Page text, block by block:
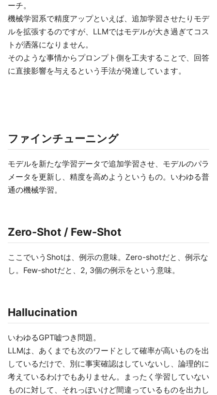
ーチ。
機械学習系で精度アップといえば、追加学習させたりモデ
ルを拡張するのですが、LLMではモデルが大き過ぎてコス
トが洒落になりません。
そのような事情からプロンプト側を工夫することで、回答
に直接影響を与えるという手法が発達しています。
ファインチューニング
モデルを新たな学習データで追加学習させ、モデルのパラ
メータを更新し、精度を高めようというもの。いわゆる普
通の機械学習。
Zero-Shot / Few-Shot
ここでいうShotは、例示の意味。Zero-shotだと、例示な
し。Few-shotだと、2, 3個の例示をという意味。
Hallucination
いわゆるGPT嘘つき問題。
LLMは、あくまでも次のワードとして確率が高いものを出
しているだけで、別に事実確認はしていないし、論理的に
考えているわけでもありません。まったく学習していない
ものに対して、それっぽいけど間違っているものを出力し